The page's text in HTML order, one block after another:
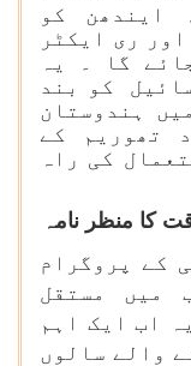
ایندھن کو
ری ایکٹر
گا ۔ یہ
کو بند
ہندوستان
تھوریم کے
کی راہ
کا منظر نامہ
کے پروگرام
میں مستقل
اب ایک اہم
والے سالوں